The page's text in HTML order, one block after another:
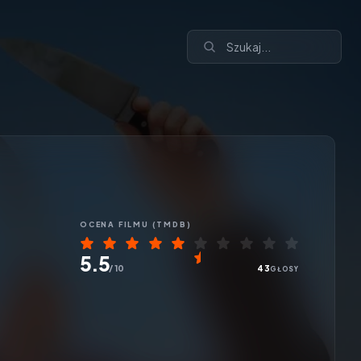
OCENA FILMU (TMDB)
5.5/ 10 43GŁOSY